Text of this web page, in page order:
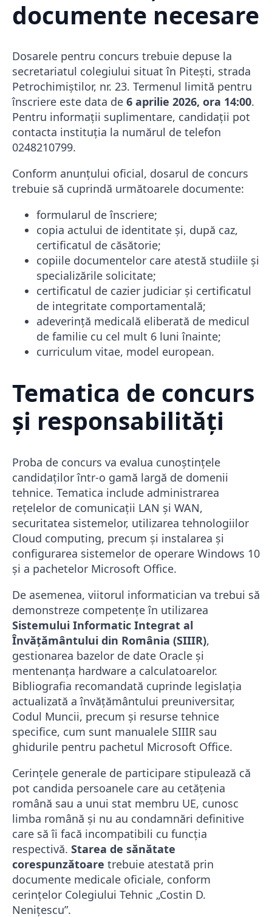
documente necesare
Dosarele pentru concurs trebuie depuse la
secretariatul colegiului situat în Pitești, strada
Petrochimiștilor, nr. 23. Termenul limită pentru
înscriere este data de 6 aprilie 2026, ora 14:00.
Pentru informații suplimentare, candidații pot
contacta instituția la numărul de telefon
0248210799.
Conform anunțului oficial, dosarul de concurs
trebuie să cuprindă următoarele documente:
formularul de înscriere;
copia actului de identitate și, după caz,
certificatul de căsătorie;
copiile documentelor care atestă studiile și
specializările solicitate;
certificatul de cazier judiciar și certificatul
de integritate comportamentală;
adeverință medicală eliberată de medicul
de familie cu cel mult 6 luni înainte;
curriculum vitae, model european.
Tematica de concurs
și responsabilități
Proba de concurs va evalua cunoștințele
candidaților într-o gamă largă de domenii
tehnice. Tematica include administrarea
rețelelor de comunicații LAN și WAN,
securitatea sistemelor, utilizarea tehnologiilor
Cloud computing, precum și instalarea și
configurarea sistemelor de operare Windows 10
și a pachetelor Microsoft Office.
De asemenea, viitorul informatician va trebui să
demonstreze competențe în utilizarea
Sistemului Informatic Integrat al
Învățământului din România (SIIIR),
gestionarea bazelor de date Oracle și
mentenanța hardware a calculatoarelor.
Bibliografia recomandată cuprinde legislația
actualizată a învățământului preuniversitar,
Codul Muncii, precum și resurse tehnice
specifice, cum sunt manualele SIIIR sau
ghidurile pentru pachetul Microsoft Office.
Cerințele generale de participare stipulează că
pot candida persoanele care au cetățenia
română sau a unui stat membru UE, cunosc
limba română și nu au condamnări definitive
care să îi facă incompatibili cu funcția
respectivă. Starea de sănătate
corespunzătoare trebuie atestată prin
documente medicale oficiale, conform
cerințelor Colegiului Tehnic „Costin D.
Nenițescu”.